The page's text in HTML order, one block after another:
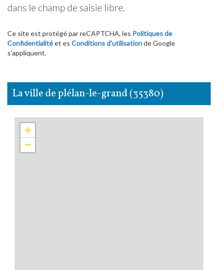
dans le champ de saisie libre.
Ce site est protégé par reCAPTCHA, les Politiques de
Confidentialitéet es Conditions d'utilisationde Google
s'appliquent.
la ville de plélan-le-grand (35380)
+
−